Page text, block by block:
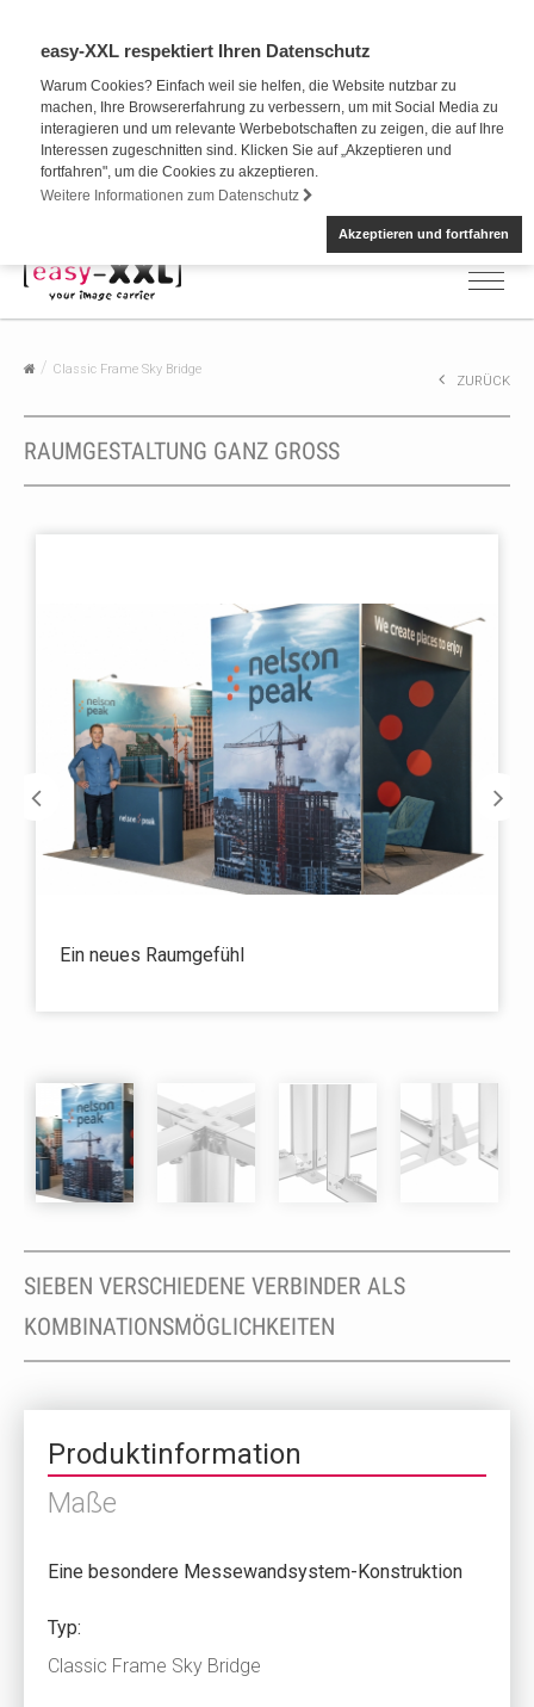
easy-XXL respektiert Ihren Datenschutz
Warum Cookies? Einfach weil sie helfen, die Website nutzbar zu
machen, Ihre Browsererfahrung zu verbessern, um mit Social Media zu
interagieren und um relevante Werbebotschaften zu zeigen, die auf Ihre
Interessen zugeschnitten sind. Klicken Sie auf „Akzeptieren und
fortfahren", um die Cookies zu akzeptieren.
Weitere Informationen zum Datenschutz
Akzeptieren und fortfahren
Classic Frame Sky Bridge
ZURÜCK
RAUMGESTALTUNG GANZ GROSS
Ein neues Raumgefühl
SIEBEN VERSCHIEDENE VERBINDER ALS
KOMBINATIONSMÖGLICHKEITEN
Produktinformation
Maße
Eine besondere Messewandsystem-Konstruktion
Typ:
Classic Frame Sky Bridge